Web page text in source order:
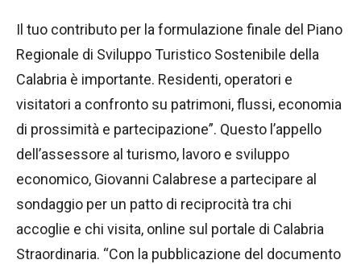
Il tuo contributo per la formulazione finale del Piano
Regionale di Sviluppo Turistico Sostenibile della
Calabria è importante. Residenti, operatori e
visitatori a confronto su patrimoni, flussi, economia
di prossimità e partecipazione”. Questo l’appello
dell’assessore al turismo, lavoro e sviluppo
economico, Giovanni Calabrese a partecipare al
sondaggio per un patto di reciprocità tra chi
accoglie e chi visita, online sul portale di Calabria
Straordinaria. “Con la pubblicazione del documento